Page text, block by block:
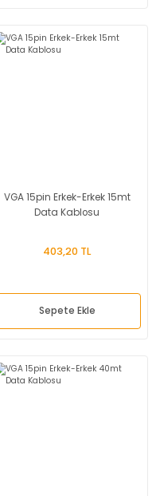
VGA 15pin Erkek-Erkek 15mt
Data Kablosu
403,20 TL
Sepete Ekle